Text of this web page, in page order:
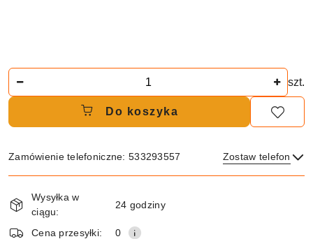
szt.
Do koszyka
Zamówienie telefoniczne: 533293557 Zostaw telefon
i
dostawa
Wysyłka w
ciągu:
24 godziny
Cena przesyłki: 0